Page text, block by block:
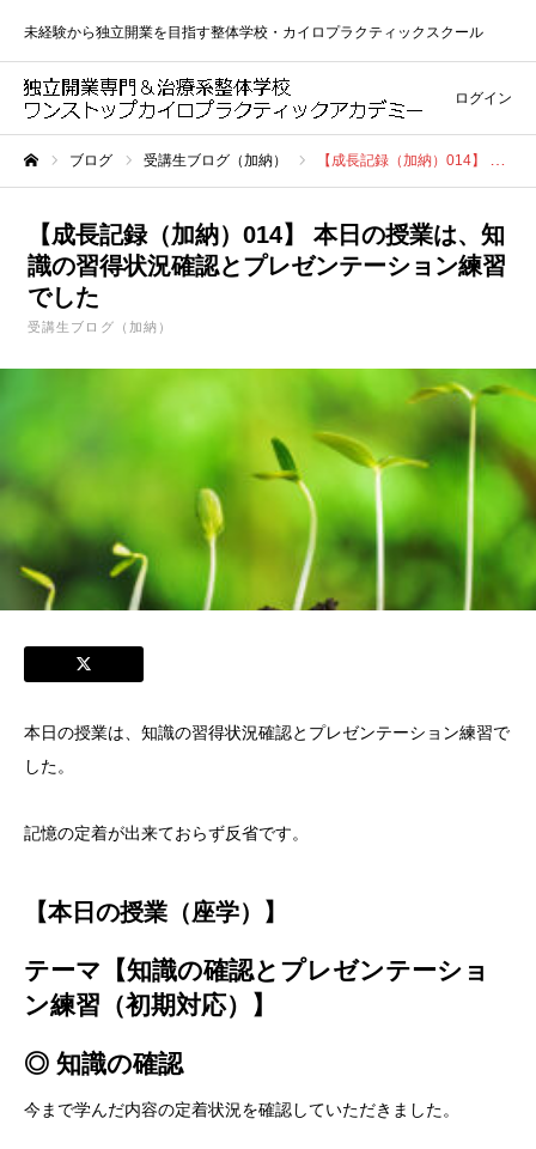
未経験から独立開業を目指す整体学校・カイロプラクティックスクール
ログイン
ブログ 受講生ブログ（加納） 【成長記録（加納）014】 本日の授業は、知識の習得状況確認とプレゼンテーション練習でした
【成長記録（加納）014】 本日の授業は、知
識の習得状況確認とプレゼンテーション練習
でした
受講生ブログ（加納）
本日の授業は、知識の習得状況確認とプレゼンテーション練習で
した。
記憶の定着が出来ておらず反省です。
【本日の授業（座学）】
テーマ【知識の確認とプレゼンテーショ
ン練習（初期対応）
】
◎ 知識の確認
今まで学んだ内容の定着状況を確認していただきました。